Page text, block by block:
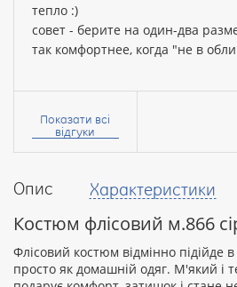
Опис Характеристики
Костюм флісовий м.866
Флісовий костюм відмінно підійде
просто як домашній одяг. М'який і
тепло :)
совет - берите на один-два
так комфортнее, когда "не в
Ваше
Ваш
Показати всі
відгуки